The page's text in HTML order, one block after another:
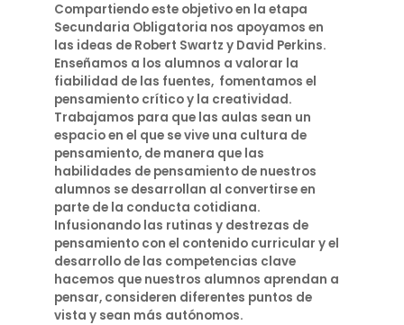
Compartiendo este objetivo en la etapa
Secundaria Obligatoria nos apoyamos en
las ideas de Robert Swartz y David Perkins.
Enseñamos a los alumnos a valorar la
fiabilidad de las fuentes, fomentamos el
pensamiento crítico y la creatividad.
Trabajamos para que las aulas sean un
espacio en el que se vive una cultura de
pensamiento, de manera que las
habilidades de pensamiento de nuestros
alumnos se desarrollan al convertirse en
parte de la conducta cotidiana.
Infusionando las rutinas y destrezas de
pensamiento con el contenido curricular y el
desarrollo de las competencias clave
hacemos que nuestros alumnos aprendan a
pensar, consideren diferentes puntos de
vista y sean más autónomos.